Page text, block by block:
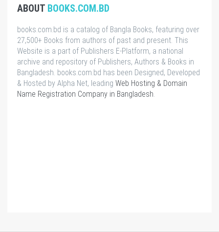
ABOUT BOOKS.COM.BD
books.com.bd is a catalog of Bangla Books, featuring over
27,500+ Books from authors of past and present. This
Website is a part of Publishers E-Platform, a national
archive and repository of Publishers, Authors & Books in
Bangladesh. books.com.bd has been Designed, Developed
& Hosted by Alpha Net, leading Web Hosting & Domain
Name Registration Company in Bangladesh